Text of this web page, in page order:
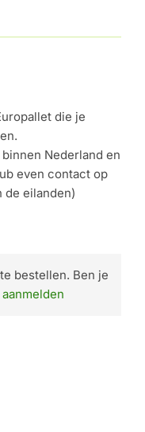
die je
Nederland en
even contact op
de eilanden)
bestellen. Ben je